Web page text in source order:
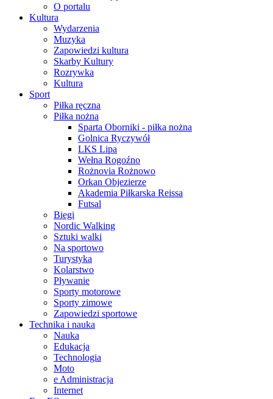
O portalu
Kultura
Wydarzenia
Muzyka
Zapowiedzi kultura
Skarby Kultury
Rozrywka
Kultura
Sport
Piłka ręczna
Piłka nożna
Sparta Oborniki - piłka nożna
Golnica Ryczywół
LKS Lipa
Wełna Rogoźno
Rożnovia Rożnowo
Orkan Objezierze
Akademia Piłkarska Reissa
Futsal
Biegi
Nordic Walking
Sztuki walki
Na sportowo
Turystyka
Kolarstwo
Pływanie
Sporty motorowe
Sporty zimowe
Zapowiedzi sportowe
Technika i nauka
Nauka
Edukacja
Technologia
Moto
e Administracja
Internet